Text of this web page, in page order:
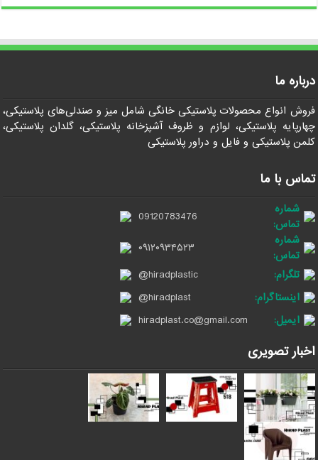
درباره ما
فروش انواع محصولات پلاستیکی خانگی شامل میز و صندلی‌های پلاستیکی،
چهارپایه پلاستیکی، لوازم و ظروف آشپزخانه پلاستیکی، گلدان پلاستیکی،
کلمن پلاستیکی و فایل و دراور پلاستیکی
تماس با ما
شماره
تماس:
09120783476
شماره
تماس:
۰۹۱۲۰۹۳۴۵۲۳
تلگرام:
@hiradplastic
اینستاگرام:
@hiradplast
ایمیل:
hiradplast.co@gmail.com
اخبار تصویری